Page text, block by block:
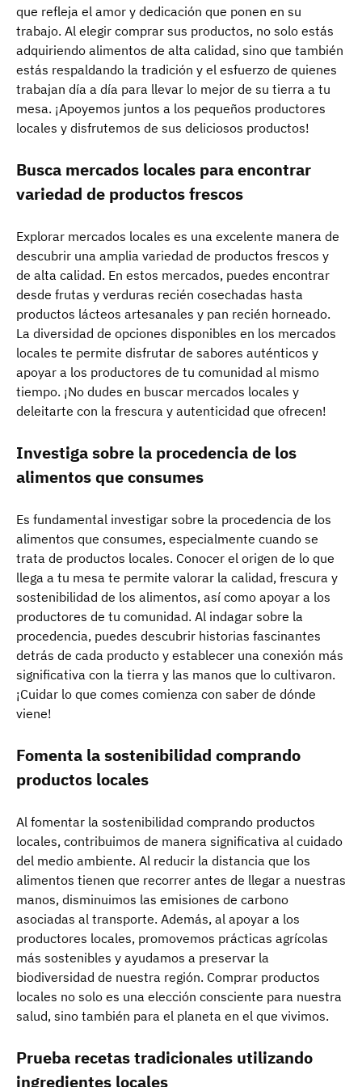
que refleja el amor y dedicación que ponen en su
trabajo. Al elegir comprar sus productos, no solo estás
adquiriendo alimentos de alta calidad, sino que también
estás respaldando la tradición y el esfuerzo de quienes
trabajan día a día para llevar lo mejor de su tierra a tu
mesa. ¡Apoyemos juntos a los pequeños productores
locales y disfrutemos de sus deliciosos productos!
Busca mercados locales para encontrar
variedad de productos frescos
Explorar mercados locales es una excelente manera de
descubrir una amplia variedad de productos frescos y
de alta calidad. En estos mercados, puedes encontrar
desde frutas y verduras recién cosechadas hasta
productos lácteos artesanales y pan recién horneado.
La diversidad de opciones disponibles en los mercados
locales te permite disfrutar de sabores auténticos y
apoyar a los productores de tu comunidad al mismo
tiempo. ¡No dudes en buscar mercados locales y
deleitarte con la frescura y autenticidad que ofrecen!
Investiga sobre la procedencia de los
alimentos que consumes
Es fundamental investigar sobre la procedencia de los
alimentos que consumes, especialmente cuando se
trata de productos locales. Conocer el origen de lo que
llega a tu mesa te permite valorar la calidad, frescura y
sostenibilidad de los alimentos, así como apoyar a los
productores de tu comunidad. Al indagar sobre la
procedencia, puedes descubrir historias fascinantes
detrás de cada producto y establecer una conexión más
significativa con la tierra y las manos que lo cultivaron.
¡Cuidar lo que comes comienza con saber de dónde
viene!
Fomenta la sostenibilidad comprando
productos locales
Al fomentar la sostenibilidad comprando productos
locales, contribuimos de manera significativa al cuidado
del medio ambiente. Al reducir la distancia que los
alimentos tienen que recorrer antes de llegar a nuestras
manos, disminuimos las emisiones de carbono
asociadas al transporte. Además, al apoyar a los
productores locales, promovemos prácticas agrícolas
más sostenibles y ayudamos a preservar la
biodiversidad de nuestra región. Comprar productos
locales no solo es una elección consciente para nuestra
salud, sino también para el planeta en el que vivimos.
Prueba recetas tradicionales utilizando
ingredientes locales